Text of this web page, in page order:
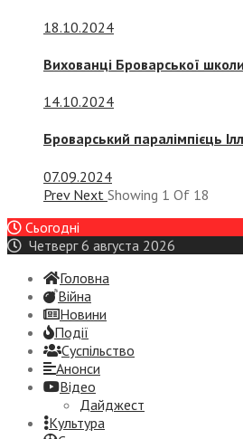
18.10.2024
Вихованці Броварської
14.10.2024
Броварський паралімпієць
07.09.2024
Prev Next Showing 1 Of 18
Сьогодні
Четверг 6 августа 2026
Головна
Війна
Новини
Події
Суспiльство
Анонси
Відео
Дайджест
Культура